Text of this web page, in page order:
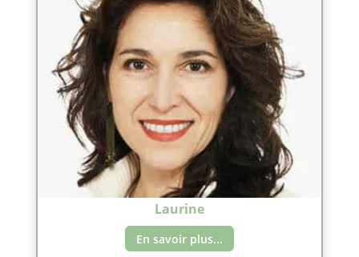
Laurine
En savoir plus...